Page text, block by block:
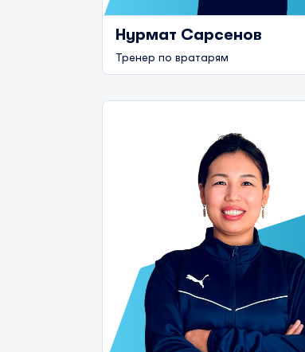
Нурмат Сарсенов
Тренер по вратарям